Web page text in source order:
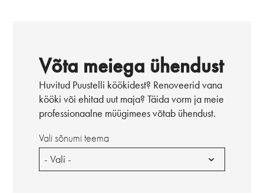
Võta meiega ühendust
Huvitud Puustelli köökidest? Renoveerid vana
kööki või ehitad uut maja? Täida vorm ja meie
professionaalne müügimees võtab ühendust.
Vali sõnumi teema
- Vali -